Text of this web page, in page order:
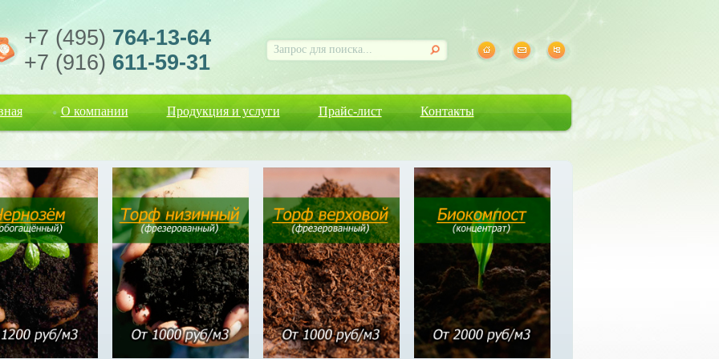
+7 (495) 764-13-64
+7 (916) 611-59-31
О компании Продукция и услуги Прайс-лист Контакты